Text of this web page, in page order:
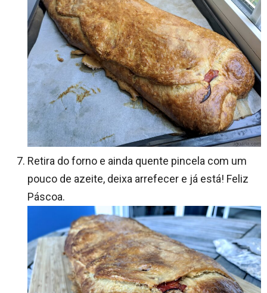
Retira do forno e ainda quente pincela com um
pouco de azeite, deixa arrefecer e já está! Feliz
Páscoa.